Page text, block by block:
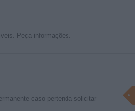
Peça informações.
caso pertenda solicitar